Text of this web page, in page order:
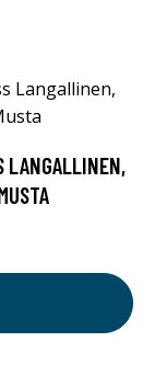
LANGALLINEN,